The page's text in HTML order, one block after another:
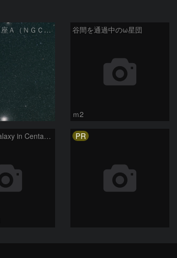
ケンタウルス座Ａ（ＮＧＣ５１２８）とオメガ星団 谷間を通過中のω星団
ｍ2
NGC4945 Galaxy in Centaurus PR